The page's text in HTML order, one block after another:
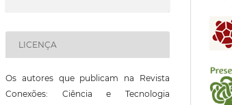
LICENÇA
Os autores que publicam na Revista
Conexões: Ciência e Tecnologia